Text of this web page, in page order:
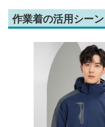
作業着の活用シー